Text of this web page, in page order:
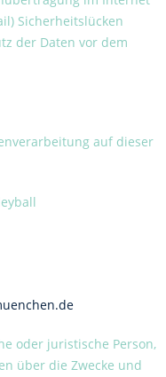
Sicherheitslücken
der Daten vor dem
auf dieser
oder juristische Person,
über die Zwecke und